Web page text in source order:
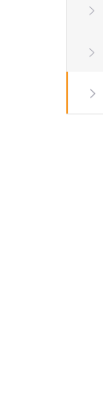
ý
p